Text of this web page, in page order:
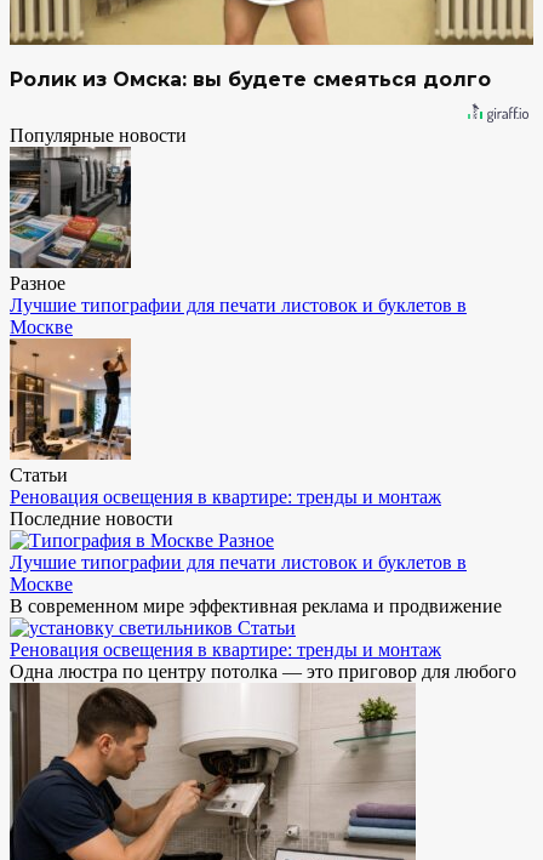
Ролик из Омска: вы будете смеяться долго
Популярные новости
Разное
Лучшие типографии для печати листовок и буклетов в
Москве
Статьи
Реновация освещения в квартире: тренды и монтаж
Последние новости
Разное
Лучшие типографии для печати листовок и буклетов в
Москве
В современном мире эффективная реклама и продвижение
Статьи
Реновация освещения в квартире: тренды и монтаж
Одна люстра по центру потолка — это приговор для любого